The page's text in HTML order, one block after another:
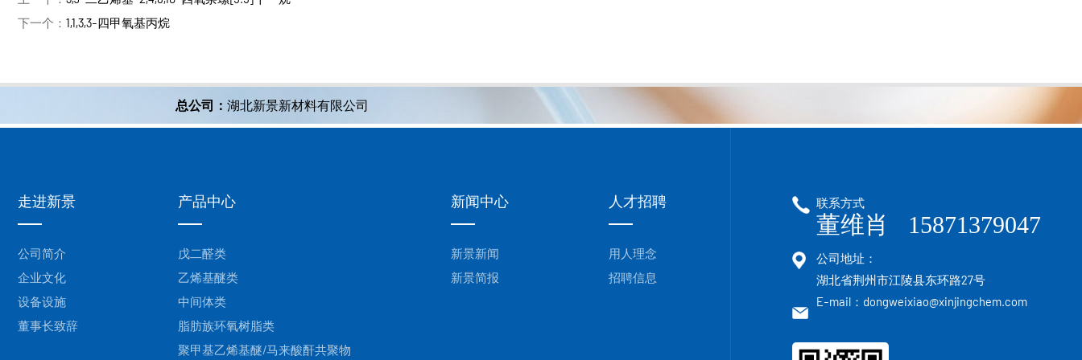
下一个： 1,1,3,3-四甲氧基丙烷
总公司： 湖北新景新材料有限公司
走进新景
公司简介
企业文化
设备设施
董事长致辞
产品中心
戊二醛类
乙烯基醚类
中间体类
脂肪族环氧树脂类
聚甲基乙烯基醚/马来酸酐共聚物
新闻中心
新景新闻
新景简报
人才招聘
用人理念
招聘信息
联系方式
董维肖 15871379047
公司地址：
湖北省荆州市江陵县东环路27号
E-mail：dongweixiao@xinjingchem.com